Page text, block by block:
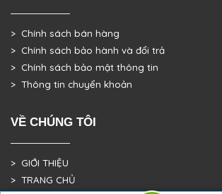
> Chính sách bán hàng
> Chính sách bảo hành và đổi trả
> Chính sách bảo mật thông tin
> Thông tin chuyển khoản
VỀ CHÚNG TÔI
> GIỚI THIỆU
> TRANG CHỦ